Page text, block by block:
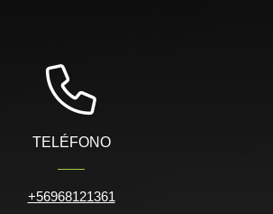
TELÉFONO
+56968121361